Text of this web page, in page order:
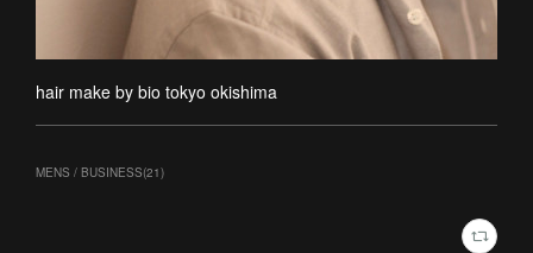
hair make by bio tokyo okishima
MENS / BUSINESS(21)